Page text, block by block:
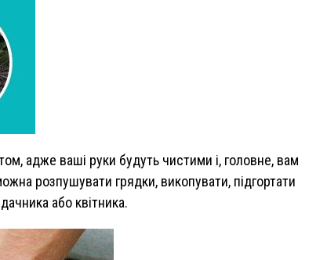
адже ваші руки будуть чистими і, головне, вам
розпушувати грядки, викопувати, підгортати
або квітника.